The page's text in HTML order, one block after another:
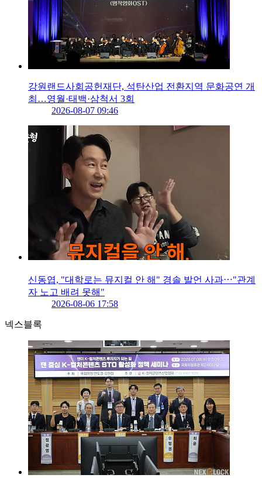
강원랜드사회공헌재단, 석탄산업 전환지역 문화공연 개
최…영월·태백·삼척서 3회
2026-08-07 09:46
신동엽, "대학로는 뮤지컬 안 해" 경솔 발언 사과⋯"관계
자 노고 배려 못해"
2026-08-06 17:58
넥스블록